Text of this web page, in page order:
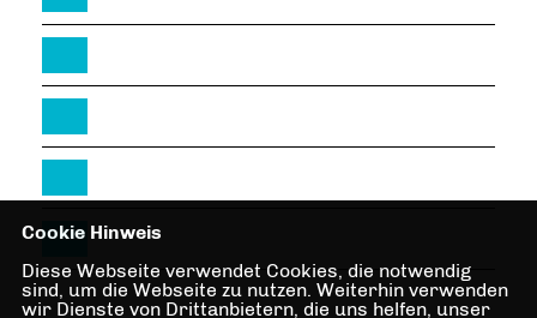
Cookie Hinweis
Diese Webseite verwendet Cookies, die notwendig
sind, um die Webseite zu nutzen. Weiterhin verwenden
wir Dienste von Drittanbietern, die uns helfen, unser